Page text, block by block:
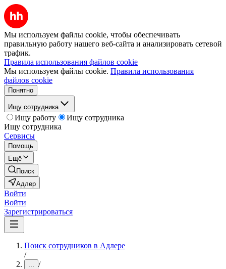
Мы используем файлы cookie, чтобы обеспечивать
правильную работу нашего веб-сайта и анализировать сетевой
трафик.
Правила использования файлов cookie
Мы используем файлы cookie. Правила использования
файлов cookie
Понятно
Ищу сотрудника
Ищу работу
Ищу сотрудника
Ищу сотрудника
Сервисы
Помощь
Ещё
Поиск
Адлер
Войти
Войти
Зарегистрироваться
Поиск сотрудников в Адлере
/
... /